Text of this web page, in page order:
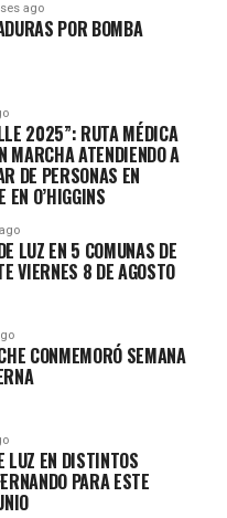
ago
POR BOMBA
2025”: RUTA MÉDICA
MARCHA ATENDIENDO A
DE PERSONAS EN
EN O’HIGGINS
LUZ EN 5 COMUNAS DE
VIERNES 8 DE AGOSTO
CONMEMORÓ SEMANA
LUZ EN DISTINTOS
PARA ESTE